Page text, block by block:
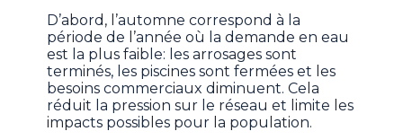
D’abord, l’automne correspond à la
période de l’année où la demande en eau
est la plus faible: les arrosages sont
terminés, les piscines sont fermées et les
besoins commerciaux diminuent. Cela
réduit la pression sur le réseau et limite les
impacts possibles pour la population.